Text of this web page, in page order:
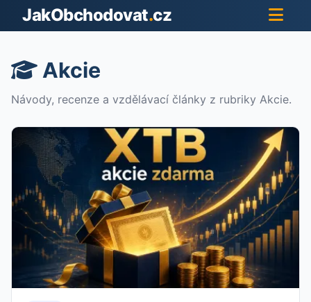
JakObchodovat.cz
Akcie
Návody, recenze a vzdělávací články z rubriky Akcie.